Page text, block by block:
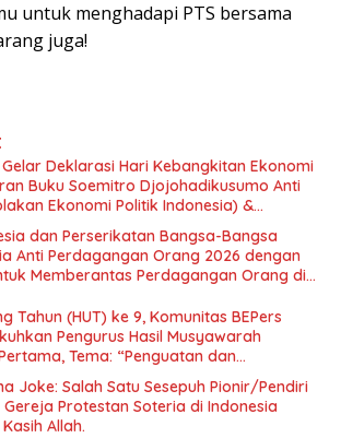
untuk menghadapi PTS bersama
juga!
Deklarasi Hari Kebangkitan Ekonomi
Buku Soemitro Djojohadikusumo Anti
Ekonomi Politik Indonesia) &
“Urgensi Undang-Undang Perekonomian
Sosial dalam Menata Bangsa
2045”,
dan Perserikatan Bangsa-Bangsa
Anti Perdagangan Orang 2026 dengan
Memberantas Perdagangan Orang di
Tahun (HUT) ke 9, Komunitas BEPers
Pengurus Hasil Musyawarah
Tema: “Penguatan dan
KBI yang Berbasis Riset di seluruh
Joke: Salah Satu Sesepuh Pionir/Pendiri
Protestan Soteria di Indonesia
Allah.